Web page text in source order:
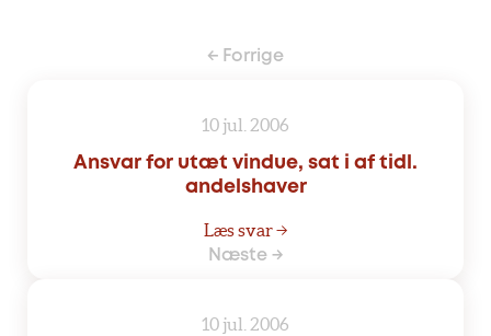
← Forrige
10 jul. 2006
Ansvar for utæt vindue, sat i af tidl.
andelshaver
Læs svar →
Næste →
10 jul. 2006